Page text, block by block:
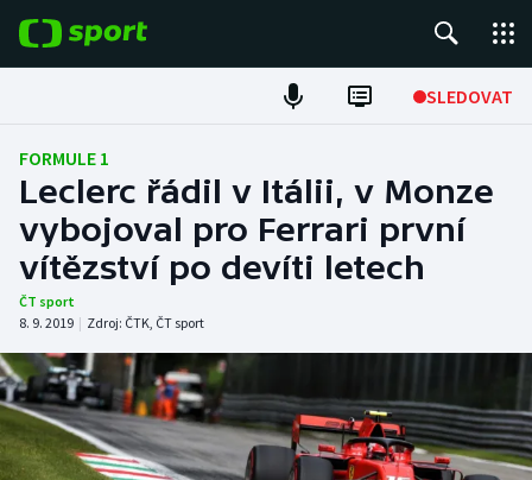
SLEDOVAT
Fotbal
Hokej
Tenis
Atletika
Cyklistika
DALŠÍ SPORTY
FORMULE 1
Leclerc řádil v Itálii, v Monze
vybojoval pro Ferrari první
vítězství po devíti letech
ČT sport
8. 9. 2019 | Zdroj: ČTK, ČT sport